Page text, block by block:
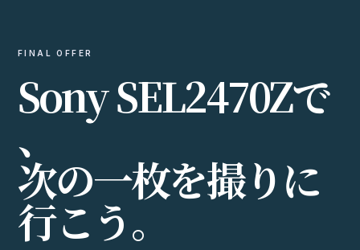
FINAL OFFER
SonySEL2470Zで
、
次の一枚を撮りに
行こう。